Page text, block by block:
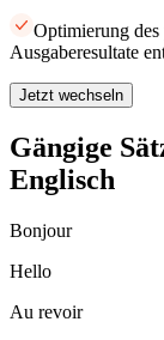
Optimierung
Ausgaberesultate
Jetzt wechseln
Gängige
Englisch
Bonjour
Hello
Au revoir